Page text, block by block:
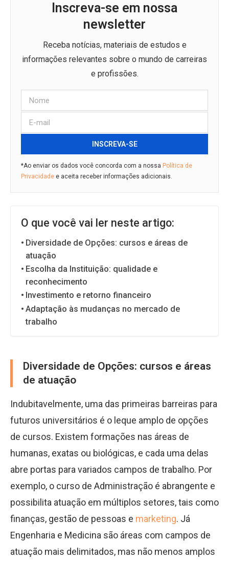
Inscreva-se em nossa
newsletter
Receba notícias, materiais de estudos e
informações relevantes sobre o mundo de carreiras
e profissões.
INSCREVA-SE
*Ao enviar os dados você concorda com a nossa Política de
Privacidade e aceita receber informações adicionais.
O que você vai ler neste artigo:
Diversidade de Opções: cursos e áreas de
atuação
Escolha da Instituição: qualidade e
reconhecimento
Investimento e retorno financeiro
Adaptação às mudanças no mercado de
trabalho
Diversidade de Opções: cursos e áreas
de atuação
Indubitavelmente, uma das primeiras barreiras para
futuros universitários é o leque amplo de opções
de cursos. Existem formações nas áreas de
humanas, exatas ou biológicas, e cada uma delas
abre portas para variados campos de trabalho. Por
exemplo, o curso de Administração é abrangente e
possibilita atuação em múltiplos setores, tais como
finanças, gestão de pessoas e marketing. Já
Engenharia e Medicina são áreas com campos de
atuação mais delimitados, mas não menos amplos